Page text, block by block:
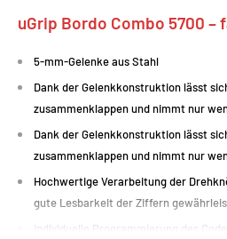
uGrip Bordo Combo 5700 –
5-mm-Gelenke aus Stahl
Dank der Gelenkkonstruktion lässt
zusammenklappen und nimmt nur
Dank der Gelenkkonstruktion lässt
zusammenklappen und nimmt nur
Hochwertige Verarbeitung der
gute Lesbarkeit der Ziffern
Individuelle Programmierung des Codes